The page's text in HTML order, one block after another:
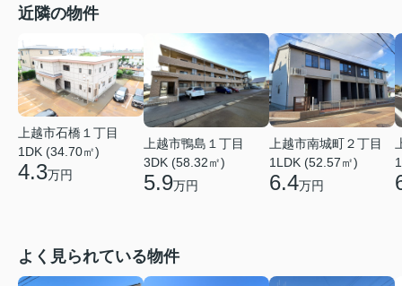
近隣の物件
上越市石橋１丁目
1DK (34.70㎡)
4.3万円
上越市鴨島１丁目
3DK (58.32㎡)
5.9万円
上越市南城町２丁目
1LDK (52.57㎡)
6.4万円
よく見られている物件